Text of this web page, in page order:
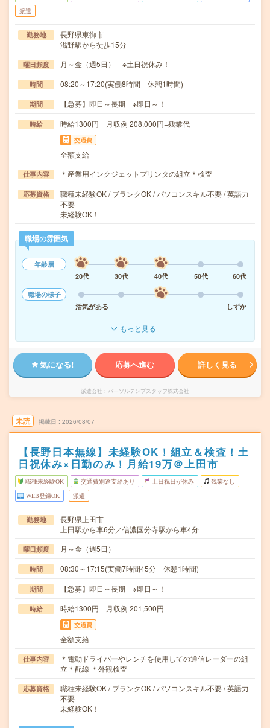
派遣
勤務地
長野県東御市
滋野駅から徒歩15分
曜日頻度 月～金（週5日） ※土日祝休み！
時間 08:20～17:20(実働8時間 休憩1時間)
期間 【急募】即日～長期 ※即日～！
時給 時給1300円 月収例 208,000円+残業代
交通費
全額支給
仕事内容 ＊産業用インクジェットプリンタの組立＊検査
応募資格
職種未経験OK / ブランクOK / パソコンスキル不要 / 英語力
不要
未経験OK！
職場の雰囲気
年齢層
20代
30代 40代 50代
60代
職場の様子
活気がある
しずか
もっと見る
気になる! 応募へ進む 詳しく見る
派遣会社 パーソルテンプスタッフ株式会社
未読 掲載日 2026/08/07
【長野日本無線】未経験OK！組立＆検査！土
日祝休み×日勤のみ！月給19万＠上田市
職種未経験OK 交通費別途支給あり 土日祝日が休み 残業なし
WEB登録OK 派遣
勤務地
長野県上田市
上田駅から車6分／信濃国分寺駅から車4分
曜日頻度 月～金（週5日）
時間 08:30～17:15(実働7時間45分 休憩1時間)
期間 【急募】即日～長期 ※即日～！
時給 時給1300円 月収例 201,500円
交通費
全額支給
仕事内容
＊電動ドライバーやレンチを使用しての通信レーダーの組
立＊配線 ＊外観検査
応募資格
職種未経験OK / ブランクOK / パソコンスキル不要 / 英語力
不要
未経験OK！